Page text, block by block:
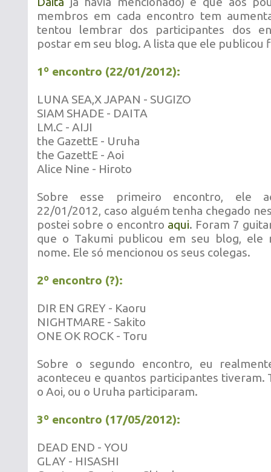
membros em cada encontro tem
tentou lembrar dos participantes dos
postar em seu blog. A lista que ele publicou
1º encontro (22/01/2012):
LUNA SEA,X JAPAN - SUGIZO
SIAM SHADE - DAITA
LM.C - AIJI
the GazettE - Uruha
the GazettE - Aoi
Alice Nine - Hiroto
Sobre esse primeiro encontro, ele
22/01/2012, caso alguém tenha chegado
postei sobre o encontro aqui. Foram 7
que o Takumi publicou em seu blog, ele
nome. Ele só mencionou os seus colegas.
2º encontro (?):
DIR EN GREY - Kaoru
NIGHTMARE - Sakito
ONE OK ROCK - Toru
Sobre o segundo encontro, eu
aconteceu e quantos participantes tiveram.
o Aoi, ou o Uruha participaram.
3º encontro (17/05/2012):
DEAD END - YOU
GLAY - HISASHI